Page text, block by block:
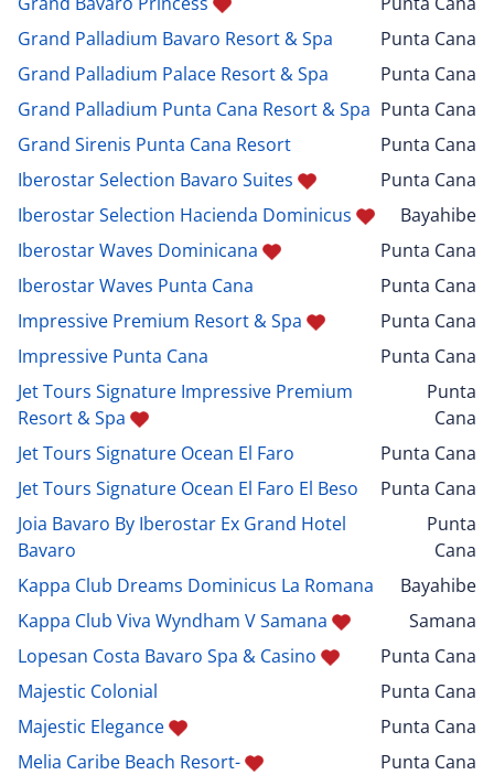
Grand Palladium Bavaro Resort & Spa
Punta Cana
Grand Palladium Palace Resort & Spa
Punta Cana
Grand Palladium Punta Cana Resort & Spa Punta Cana
Grand Sirenis Punta Cana Resort
Punta Cana
Iberostar Selection Bavaro Suites
Punta Cana
Iberostar Selection Hacienda Dominicus
Bayahibe
Iberostar Waves Dominicana
Punta Cana
Iberostar Waves Punta Cana
Punta Cana
Impressive Premium Resort & Spa
Punta Cana
Impressive Punta Cana
Punta Cana
Jet Tours Signature Impressive Premium
Resort & Spa
Punta
Cana
Jet Tours Signature Ocean El Faro
Punta Cana
Jet Tours Signature Ocean El Faro El Beso
Punta Cana
Joia Bavaro By Iberostar Ex Grand Hotel
Bavaro
Punta
Cana
Kappa Club Dreams Dominicus La Romana
Bayahibe
Kappa Club Viva Wyndham V Samana
Samana
Lopesan Costa Bavaro Spa & Casino
Punta Cana
Majestic Colonial
Punta Cana
Majestic Elegance
Punta Cana
Melia Caribe Beach Resort-
Punta Cana